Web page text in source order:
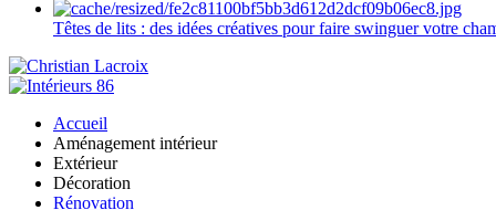
Têtes de lits : des idées créatives pour faire swinguer votre
Accueil
Aménagement intérieur
Extérieur
Décoration
Rénovation